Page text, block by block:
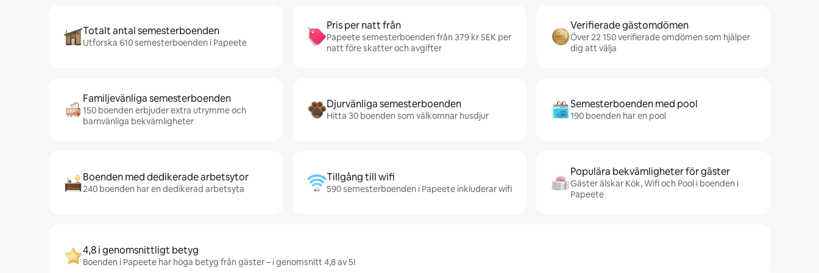
Totalt antal semesterboenden
Utforska 610 semesterboenden i Papeete
Pris per natt från
Papeete semesterboenden från 379 kr SEK per
natt före skatter och avgifter
Verifierade gästomdömen
Över 22 150 verifierade omdömen som hjälper
dig att välja
Familjevänliga semesterboenden
150 boenden erbjuder extra utrymme och
barnvänliga bekvämligheter
Djurvänliga semesterboenden
Hitta 30 boenden som välkomnar husdjur
Semesterboenden med pool
190 boenden har en pool
Boenden med dedikerade arbetsytor
240 boenden har en dedikerad arbetsyta
Tillgång till wifi
590 semesterboenden i Papeete inkluderar wifi
Populära bekvämligheter för gäster
Gäster älskar Kök, Wifi och Pool i boenden i
Papeete
4,8 i genomsnittligt betyg
Boenden i Papeete har höga betyg från gäster – i genomsnitt 4,8 av 5!